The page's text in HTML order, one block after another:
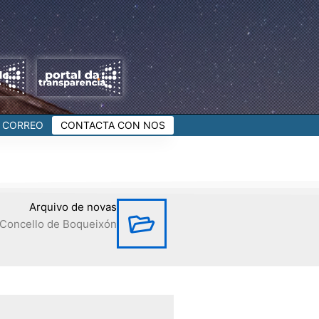
CORREO CONTACTA CON NOS
Arquivo de novas
Concello de Boqueixón